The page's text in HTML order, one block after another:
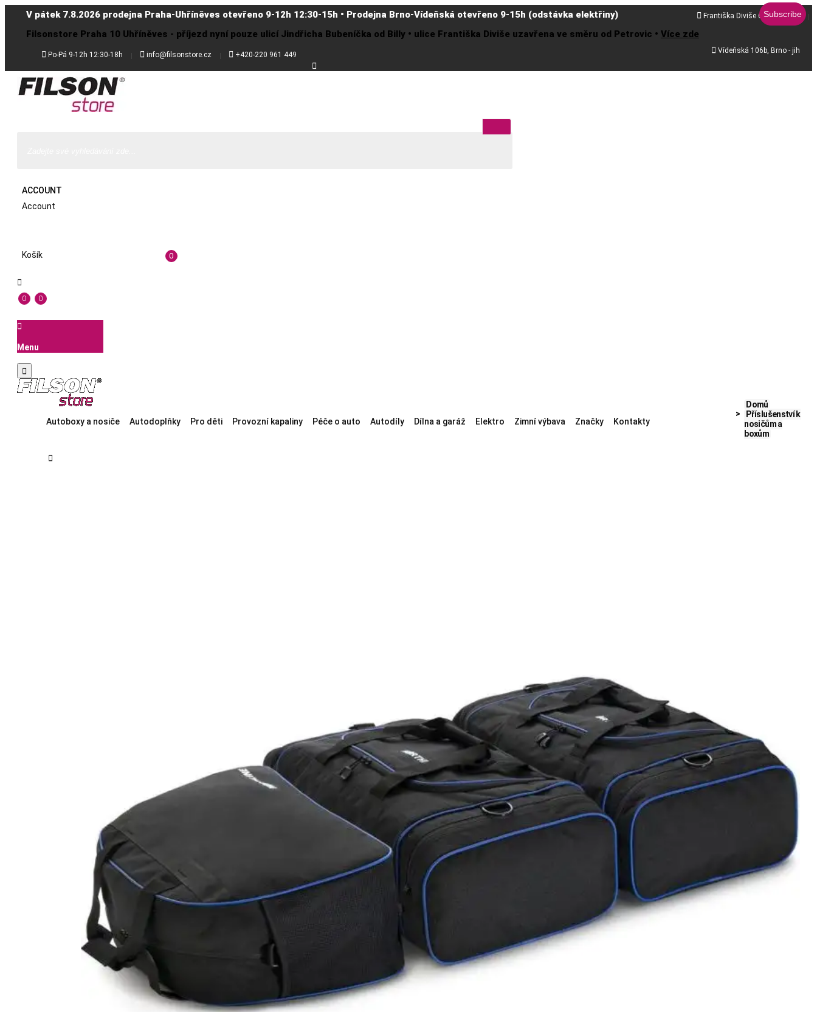
V pátek 7.8.2026 prodejna Praha-Uhříněves otevřeno 9-12h 12:30-15h • Prodejna Brno-Vídeňská otevřeno 9-15h (odstávka elektřiny)
Filsonstore Praha 10 Uhříněves - příjezd nyní pouze ulicí Jindřicha Bubeníčka od Billy • ulice Františka Diviše uzavřena ve směru od Petrovic • Více zde
 Po-Pá 9-12h 12:30-18h  info@filsonstore.cz  +420-220 961 449
 Františka Diviše 68, Praha 10
 Vídeňská 106b, Brno - jih

ACCOUNT
Account
Košík 0

0 0

Menu

Autoboxy a nosiče Autodoplňky Pro děti Provozní kapaliny Péče o auto Autodíly Dílna a garáž Elektro Zimní výbava Značky Kontakty
Domů
Příslušenství k
nosičům a
boxům
